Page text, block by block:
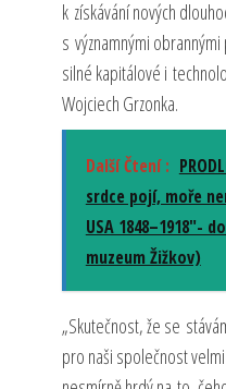
k získávání nových
s významnými
silné kapitálové i
Wojciech Grzonka.
Další Čtení :
srdce pojí, moře
USA 1848–1918"-
muzeum Žižkov)
„Skutečnost, že se
pro naši společnost